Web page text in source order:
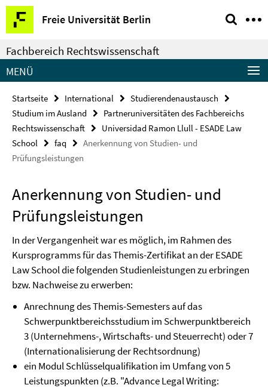
Springe
direkt
zu
Inhalt
Freie Universität Berlin
Service-
Navigation
Fachbereich Rechtswissenschaft
MENÜ
Startseite International
Studierendenaustausch
Studium im Ausland
Partneruniversitäten des Fachbereichs
Rechtswissenschaft
Universidad Ramon Llull - ESADE Law
School
faq
Anerkennung von Studien- und
Prüfungsleistungen
Anerkennung von Studien- und
Prüfungsleistungen
In der Vergangenheit war es möglich, im Rahmen des
Kursprogramms für das Themis-Zertifikat an der ESADE
Law School die folgenden Studienleistungen zu erbringen
bzw. Nachweise zu erwerben:
Anrechnung des Themis-Semesters auf das
Schwerpunktbereichsstudium im Schwerpunktbereich
3 (Unternehmens-, Wirtschafts- und Steuerrecht) oder 7
(Internationalisierung der Rechtsordnung)
ein Modul Schlüsselqualifikation im Umfang von 5
Leistungspunkten (z.B. "Advance Legal Writing: